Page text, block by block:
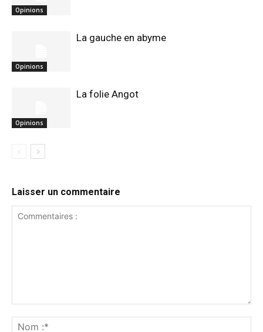
Opinions
Opinions
La gauche en abyme
Opinions
La folie Angot
Laisser un commentaire